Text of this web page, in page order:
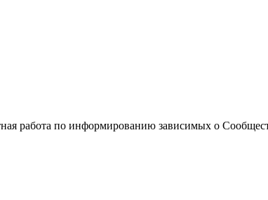
работа по информированию зависимых о